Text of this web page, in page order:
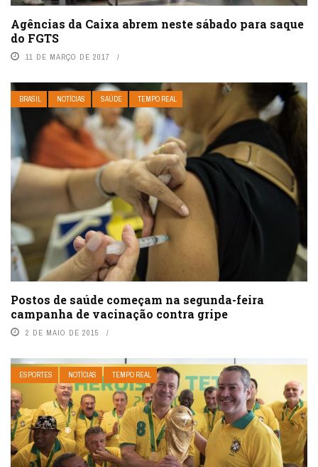
Agências da Caixa abrem neste sábado para saque
do FGTS
11 DE MARÇO DE 2017
BRASIL NOTÍCIAS SAÚDE TEMPO REAL
Postos de saúde começam na segunda-feira
campanha de vacinação contra gripe
2 DE MAIO DE 2015
ESPORTES NOTÍCIAS TEMPO REAL